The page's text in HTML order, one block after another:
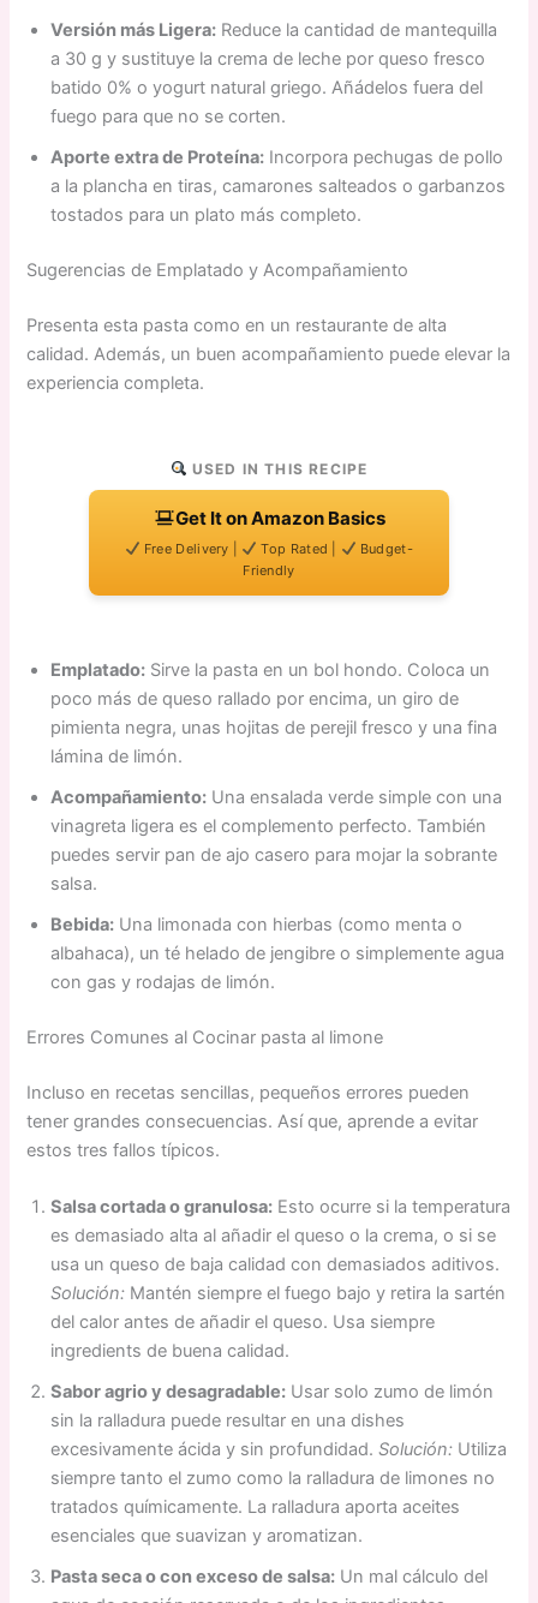
Versión más Ligera: Reduce la cantidad de mantequilla
a 30 g y sustituye la crema de leche por queso fresco
batido 0% o yogurt natural griego. Añádelos fuera del
fuego para que no se corten.
Aporte extra de Proteína: Incorpora pechugas de pollo
a la plancha en tiras, camarones salteados o garbanzos
tostados para un plato más completo.
Sugerencias de Emplatado y Acompañamiento
Presenta esta pasta como en un restaurante de alta
calidad. Además, un buen acompañamiento puede elevar la
experiencia completa.
USED IN THIS RECIPE
Get It on Amazon Basics
Free Delivery | Top Rated |
Budget-
Friendly
Emplatado: Sirve la pasta en un bol hondo. Coloca un
poco más de queso rallado por encima, un giro de
pimienta negra, unas hojitas de perejil fresco y una fina
lámina de limón.
Acompañamiento: Una ensalada verde simple con una
vinagreta ligera es el complemento perfecto. También
puedes servir pan de ajo casero para mojar la sobrante
salsa.
Bebida: Una limonada con hierbas (como menta o
albahaca), un té helado de jengibre o simplemente agua
con gas y rodajas de limón.
Errores Comunes al Cocinar pasta al limone
Incluso en recetas sencillas, pequeños errores pueden
tener grandes consecuencias. Así que, aprende a evitar
estos tres fallos típicos.
Salsa cortada o granulosa: Esto ocurre si la temperatura
es demasiado alta al añadir el queso o la crema, o si se
usa un queso de baja calidad con demasiados aditivos.
Solución: Mantén siempre el fuego bajo y retira la sartén
del calor antes de añadir el queso. Usa siempre
ingredients de buena calidad.
Sabor agrio y desagradable: Usar solo zumo de limón
sin la ralladura puede resultar en una dishes
excesivamente ácida y sin profundidad.Solución: Utiliza
siempre tanto el zumo como la ralladura de limones no
tratados químicamente. La ralladura aporta aceites
esenciales que suavizan y aromatizan.
Pasta seca o con exceso de salsa: Un mal cálculo del